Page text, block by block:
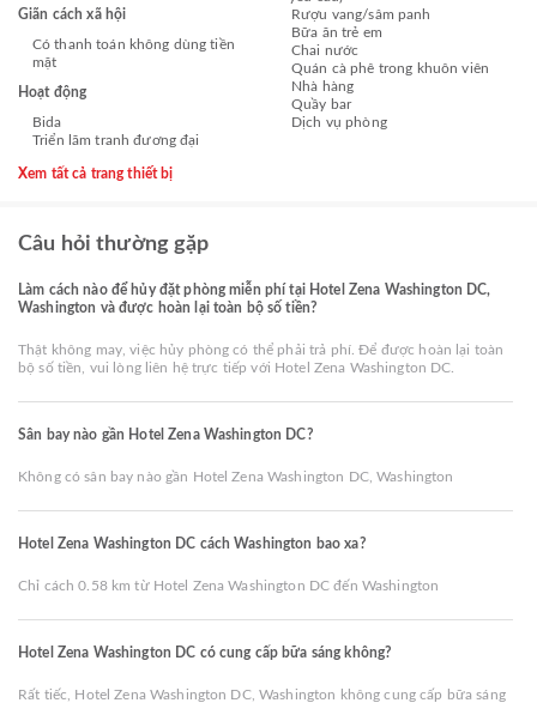
Giãn cách xã hội
Có thanh toán không dùng tiền
mặt
Hoạt động
Bida
Triển lãm tranh đương đại
Rượu vang/sâm panh
Bữa ăn trẻ em
Chai nước
Quán cà phê trong khuôn viên
Nhà hàng
Quầy bar
Dịch vụ phòng
Xem tất cả trang thiết bị
Câu hỏi thường gặp
Làm cách nào để hủy đặt phòng miễn phí tại Hotel Zena Washington DC,
Washington và được hoàn lại toàn bộ số tiền?
Thật không may, việc hủy phòng có thể phải trả phí. Để được hoàn lại toàn
bộ số tiền, vui lòng liên hệ trực tiếp với Hotel Zena Washington DC.
Sân bay nào gần Hotel Zena Washington DC?
Không có sân bay nào gần Hotel Zena Washington DC, Washington
Hotel Zena Washington DC cách Washington bao xa?
Chỉ cách 0.58 km từ Hotel Zena Washington DC đến Washington
Hotel Zena Washington DC có cung cấp bữa sáng không?
Rất tiếc, Hotel Zena Washington DC, Washington không cung cấp bữa sáng